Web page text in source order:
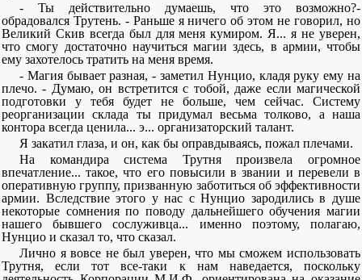
- Ты действительно думаешь, что это возможно?-
обрадовался Трутень. - Раньше я ничего об этом не говорил, но
Великий Скив всегда был для меня кумиром. Я... я не уверен,
что смогу достаточно научиться магии здесь, в армии, чтобы
ему захотелось тратить на меня время.
- Магия бывает разная, - заметил Нунцио, кладя руку ему на
плечо. - Думаю, он встретится с тобой, даже если магической
подготовки у тебя будет не больше, чем сейчас. Систему
реорганизации склада ты придумал весьма толково, а наша
контора всегда ценила... э... организаторский талант.
Я закатил глаза, и он, как бы оправдываясь, пожал плечами.
На командира система Трутня произвела огромное
впечатление... такое, что его повысили в звании и перевели в
оперативную группу, призванную заботиться об эффективности
армии. Вследствие этого у нас с Нунцио зародились в душе
некоторые сомнения по поводу дальнейшего обучения магии
нашего бывшего сослуживца... именно поэтому, полагаю,
Нунцио и сказал то, что сказал.
Лично я вовсе не был уверен, что мы сможем использовать
Трутня, если тот все-таки к нам наведается, поскольку